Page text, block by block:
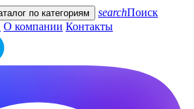
по категориям searchПоиск
О компании Контакты